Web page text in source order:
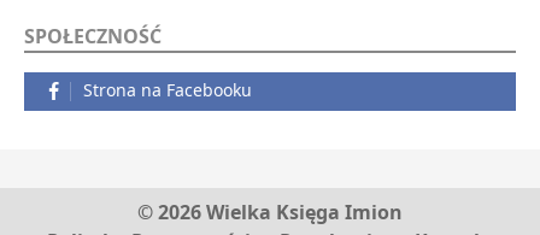
SPOŁECZNOŚĆ
Strona na Facebooku
© 2026 Wielka Księga Imion